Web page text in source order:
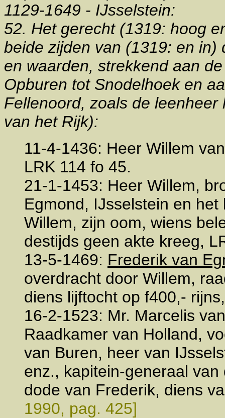
1129-1649 - IJsselstein:
52. Het gerecht (1319: hoog
beide zijden van (1319: en in)
en waarden, strekkend aan
Opburen tot Snodelhoek en
Fellenoord, zoals de
van het Rijk):
11-4-1436: Heer Willem
LRK 114 fo 45.
21-1-1453: Heer Willem,
Egmond, IJsselstein en
Willem, zijn oom, wiens
destijds geen akte kreeg,
13-5-1469: Frederik van
overdracht door Willem,
diens lijftocht op f400,-
16-2-1523: Mr. Marcelis
Raadkamer van Holland,
van Buren, heer van
enz., kapitein-generaal
dode van Frederik, diens
1990, pag. 425]